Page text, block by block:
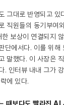
그대로 반영되고 있
직원들의 동기부여
보상이 연결되지
단에서다. 이를 위해
말했다. 이 사장은
. 인터뷰 내내 그가
에 있다.